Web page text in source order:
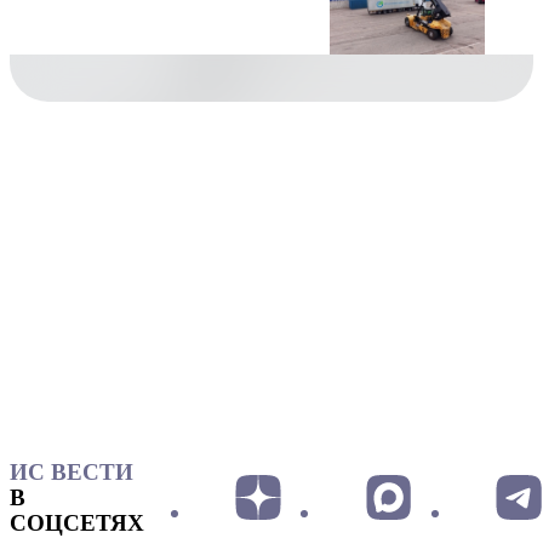
ИС ВЕСТИ
В
СОЦСЕТЯХ